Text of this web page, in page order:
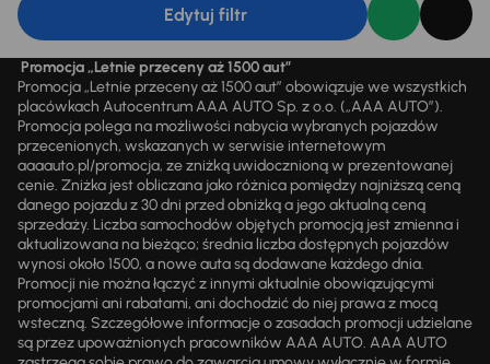
Edytuj filtr
Promocja „Letnie przeceny aż 1500 aut”
Promocja „Letnie przeceny aż 1500 aut” obowiązuje we wszystkich
placówkach Autocentrum AAA AUTO Sp. z o.o. („AAA AUTO”).
Promocja polega na możliwości nabycia wybranych pojazdów
przecenionych, wskazanych w serwisie internetowym
aaaauto.pl/promocja, ze zniżką uwidocznioną w prezentowanej
cenie. Zniżka jest obliczana jako różnica pomiędzy najniższą ceną
danego pojazdu z 30 dni przed obniżką a jego aktualną ceną
sprzedaży. Liczba samochodów objętych promocją jest zmienna i
aktualizowana na bieżąco; średnia liczba dostępnych pojazdów
wynosi około 1500, a nowe auta są dodawane każdego dnia.
Promocji nie można łączyć z innymi aktualnie obowiązującymi
promocjami ani rabatami, ani dochodzić do niej prawa z mocą
wsteczną. Szczegółowe informacje o zasadach promocji udzielane
są przez upoważnionych pracowników AAA AUTO. AAA AUTO